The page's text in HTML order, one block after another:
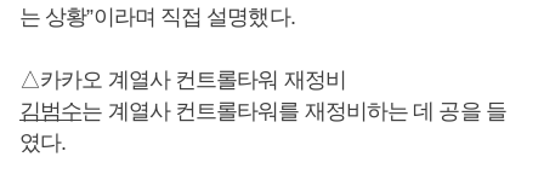
는 상황”이라며 직접 설명했다.
△카카오 계열사 컨트롤타워 재정비
김범수는 계열사 컨트롤타워를 재정비하는 데 공을 들
였다.